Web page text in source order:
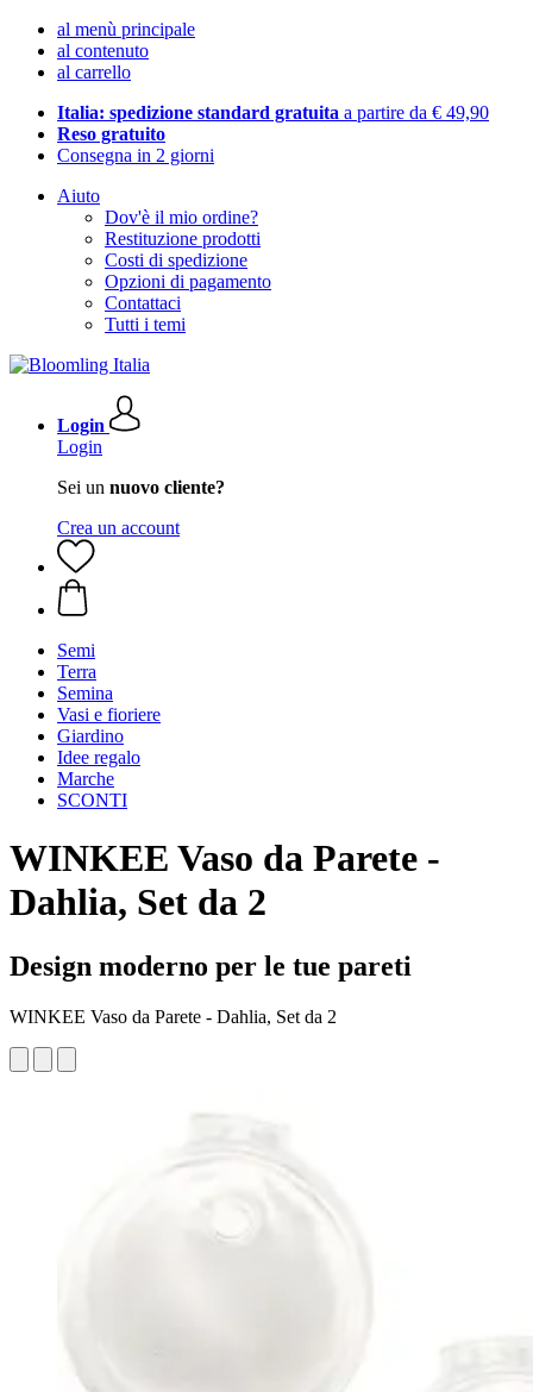
al menù principale
al contenuto
al carrello
Italia: spedizione standard gratuita a partire da € 49,90
Reso gratuito
Consegna in 2 giorni
Aiuto
Dov'è il mio ordine?
Restituzione prodotti
Costi di spedizione
Opzioni di pagamento
Contattaci
Tutti i temi
Login
Login
Sei un nuovo cliente?
Crea un account
Semi
Terra
Semina
Vasi e fioriere
Giardino
Idee regalo
Marche
SCONTI
WINKEE Vaso da Parete -
Dahlia, Set da 2
Design moderno per le tue pareti
WINKEE Vaso da Parete - Dahlia, Set da 2